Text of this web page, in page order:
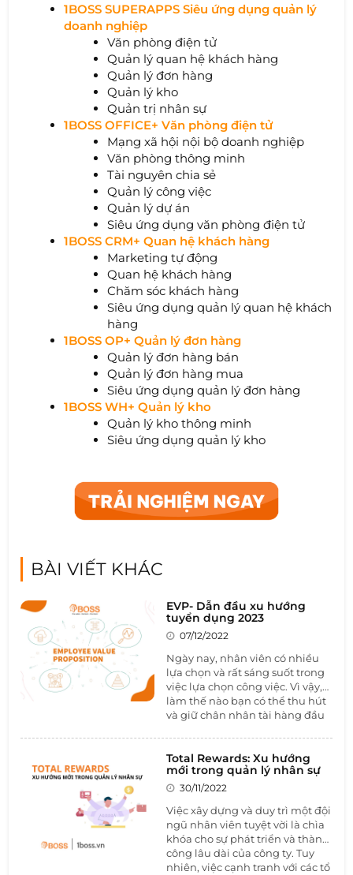
1BOSS SUPERAPPS Siêu ứng dụng quản lý
doanh nghiệp
Văn phòng điện tử
Quản lý quan hệ khách hàng
Quản lý đơn hàng
Quản lý kho
Quản trị nhân sự
1BOSS OFFICE+ Văn phòng điện tử
Mạng xã hội nội bộ doanh nghiệp
Văn phòng thông minh
Tài nguyên chia sẻ
Quản lý công việc
Quản lý dự án
Siêu ứng dụng văn phòng điện tử
1BOSS CRM+ Quan hệ khách hàng
Marketing tự động
Quan hệ khách hàng
Chăm sóc khách hàng
Siêu ứng dụng quản lý quan hệ khách
hàng
1BOSS OP+ Quản lý đơn hàng
Quản lý đơn hàng bán
Quản lý đơn hàng mua
Siêu ứng dụng quản lý đơn hàng
1BOSS WH+ Quản lý kho
Quản lý kho thông minh
Siêu ứng dụng quản lý kho
BÀI VIẾT KHÁC
EVP- Dẫn đầu xu hướng
tuyển dụng 2023
07/12/2022
Ngày nay, nhân viên có nhiều
lựa chọn và rất sáng suốt trong
việc lựa chọn công việc. Vì vậy,
làm thế nào bạn có thể thu hút
và giữ chân nhân tài hàng đầu
vấn đề này.
Total Rewards: Xu hướng
mới trong quản lý nhân sự
30/11/2022
Việc xây dựng và duy trì một đội
ngũ nhân viên tuyệt vời là chìa
khóa cho sự phát triển và thành
công lâu dài của công ty. Tuy
nhiên, việc cạnh tranh với các tổ